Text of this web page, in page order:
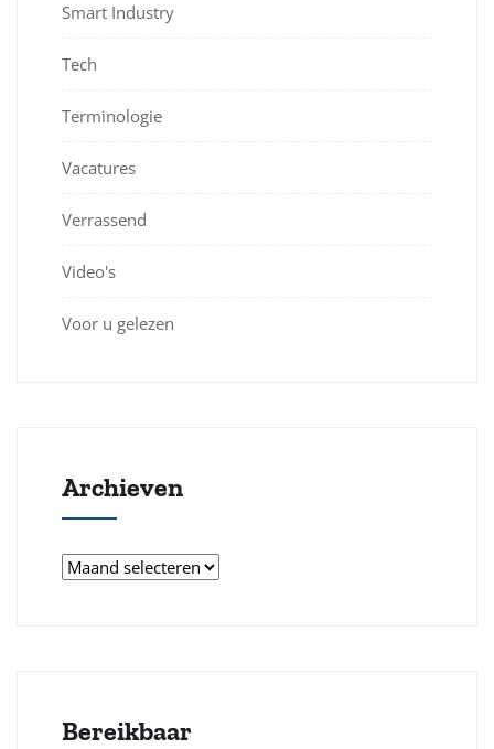
Smart Industry
Tech
Terminologie
Vacatures
Verrassend
Video's
Voor u gelezen
Archieven
Bereikbaar